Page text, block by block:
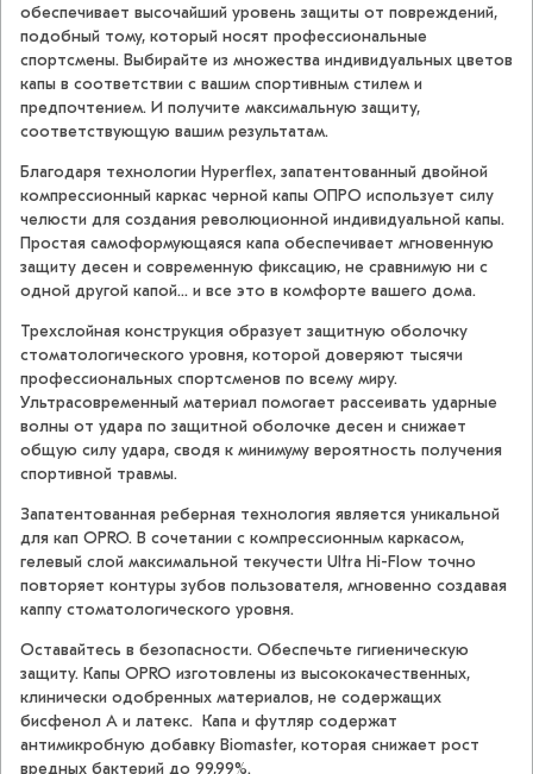
обеспечивает высочайший уровень защиты от повреждений,
подобный тому, который носят профессиональные
спортсмены. Выбирайте из множества индивидуальных цветов
капы в соответствии с вашим спортивным стилем и
предпочтением. И получите максимальную защиту,
соответствующую вашим результатам.
Благодаря технологии Hyperflex, запатентованный двойной
компрессионный каркас черной капы ОПРО использует силу
челюсти для создания революционной индивидуальной капы.
Простая самоформующаяся капа обеспечивает мгновенную
защиту десен и современную фиксацию, не сравнимую ни с
одной другой капой... и все это в комфорте вашего дома.
Трехслойная конструкция образует защитную оболочку
стоматологического уровня, которой доверяют тысячи
профессиональных спортсменов по всему миру.
Ультрасовременный материал помогает рассеивать ударные
волны от удара по защитной оболочке десен и снижает
общую силу удара, сводя к минимуму вероятность получения
спортивной травмы.
Запатентованная реберная технология является уникальной
для кап OPRO. В сочетании с компрессионным каркасом,
гелевый слой максимальной текучести Ultra Hi-Flow точно
повторяет контуры зубов пользователя, мгновенно создавая
каппу стоматологического уровня.
Оставайтесь в безопасности. Обеспечьте гигиеническую
защиту. Капы OPRO изготовлены из высококачественных,
клинически одобренных материалов, не содержащих
бисфенол А и латекс. Капа и футляр содержат
антимикробную добавку Biomaster, которая снижает рост
вредных бактерий до 99,99%.